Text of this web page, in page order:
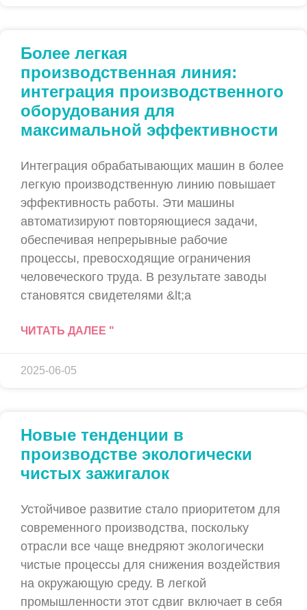
Более легкая
производственная линия:
интеграция производственного
оборудования для
максимальной эффективности
Интеграция обрабатывающих машин в более
легкую производственную линию повышает
эффективность работы. Эти машины
автоматизируют повторяющиеся задачи,
обеспечивая непрерывные рабочие
процессы, превосходящие ограничения
человеческого труда. В результате заводы
становятся свидетелями &lt;a
ЧИТАТЬ ДАЛЕЕ "
2025-06-05
Новые тенденции в
производстве экологически
чистых зажигалок
Устойчивое развитие стало приоритетом для
современного производства, поскольку
отрасли все чаще внедряют экологически
чистые процессы для снижения воздействия
на окружающую среду. В легкой
промышленности этот сдвиг включает в себя